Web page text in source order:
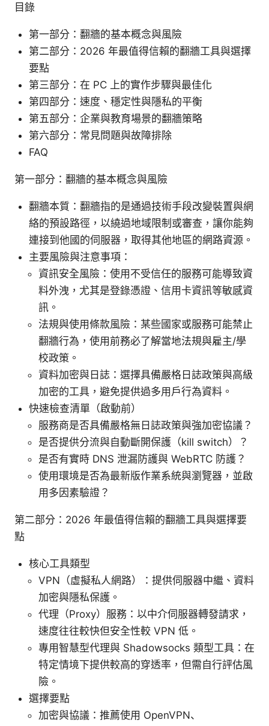
目錄
第一部分：翻牆的基本概念與風險
第二部分：2026 年最值得信賴的翻牆工具與選擇
要點
第三部分：在 PC 上的實作步驟與最佳化
第四部分：速度、穩定性與隱私的平衡
第五部分：企業與教育場景的翻牆策略
第六部分：常見問題與故障排除
FAQ
第一部分：翻牆的基本概念與風險
翻牆本質：翻牆指的是通過技術手段改變裝置與網
絡的預設路徑，以繞過地域限制或審查，讓你能夠
連接到他國的伺服器，取得其他地區的網路資源。
主要風險與注意事項：
資訊安全風險：使用不受信任的服務可能導致資
料外洩，尤其是登錄憑證、信用卡資訊等敏感資
訊。
法規與使用條款風險：某些國家或服務可能禁止
翻牆行為，使用前務必了解當地法規與雇主/學
校政策。
資料加密與日誌：選擇具備嚴格日誌政策與高級
加密的工具，避免提供過多用戶行為資料。
快速檢查清單（啟動前）
服務商是否具備嚴格無日誌政策與強加密協議？
是否提供分流與自動斷開保護（kill switch）？
是否有實時 DNS 泄漏防護與 WebRTC 防護？
使用環境是否為最新版作業系統與瀏覽器，並啟
用多因素驗證？
第二部分：2026 年最值得信賴的翻牆工具與選擇要
點
核心工具類型
VPN（虛擬私人網路）：提供伺服器中繼、資料
加密與隱私保護。
代理（Proxy）服務：以中介伺服器轉發請求，
速度往往較快但安全性較 VPN 低。
專用智慧型代理與 Shadowsocks 類型工具：在
特定情境下提供較高的穿透率，但需自行評估風
險。
選擇要點
加密與協議：推薦使用 OpenVPN、